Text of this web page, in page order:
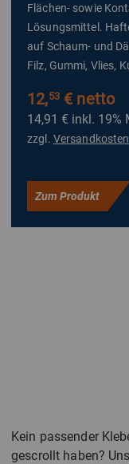
Flächen- sowie
Lösungsmittel.
auf Schaum- und
Filz, Gummi, Vlies,
12,53€ netto
14,91 € inkl. 19%
zzgl. Versandkosten
Zum Produkt
Kein passender
gescrollt haben?